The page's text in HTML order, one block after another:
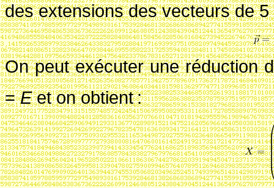
des extensions des vecteurs de 5
On peut exécuter une réduction
=Eet on obtient: